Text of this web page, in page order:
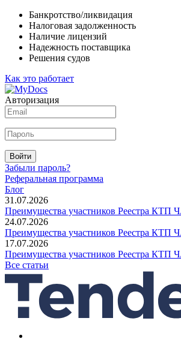
Банкротство/ликвидация
Налоговая задолженность
Наличие лицензий
Надежность поставщика
Решения судов
Как это работает
Авторизация
Войти
Забыли пароль?
Реферальная программа
Блог
31.07.2026
Преимущества участников Реестра КТП
24.07.2026
Преимущества участников Реестра КТП
17.07.2026
Преимущества участников Реестра КТП
Все статьи